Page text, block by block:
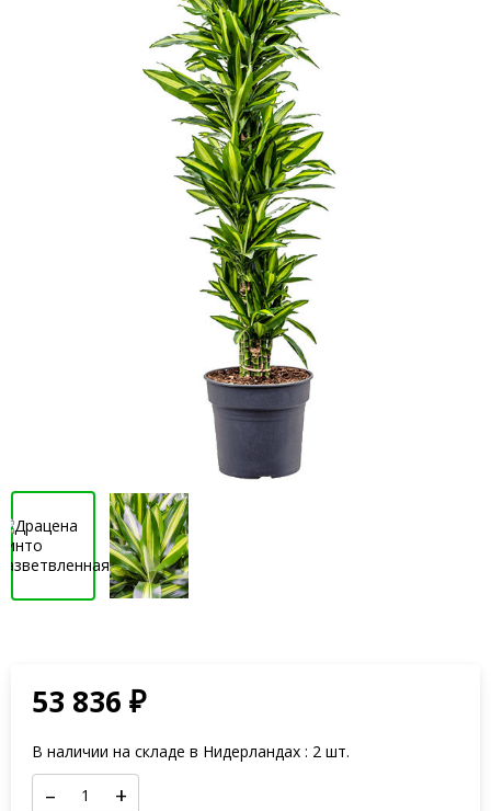
53 836₽
В наличии на складе в Нидерландах : 2 шт.
– +